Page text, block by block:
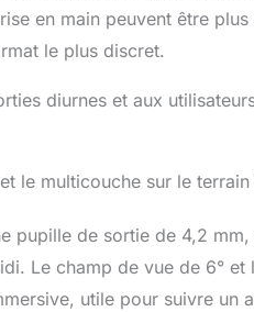
en main peuvent être
le plus discret.
diurnes et aux
le multicouche sur le terrain
pupille de sortie de 4,2
Le champ de vue de 6° et
utile pour suivre un